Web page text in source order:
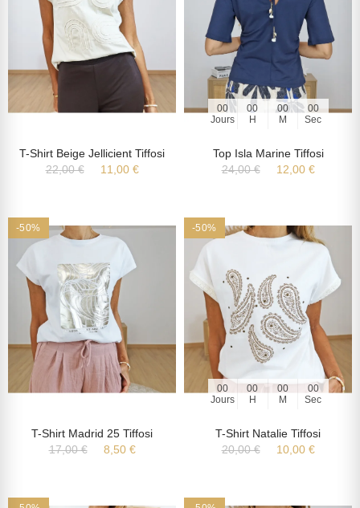
T-Shirt Beige Jellicient Tiffosi
22,00 €
11,00 €
00
Jours
00
H
00
M
00
Sec
Top Isla Marine Tiffosi
24,00 €
12,00 €
-50%
T-Shirt Madrid 25 Tiffosi
17,00 €
8,50 €
-50%
00
Jours
00
H
00
M
00
Sec
T-Shirt Natalie Tiffosi
20,00 €
10,00 €